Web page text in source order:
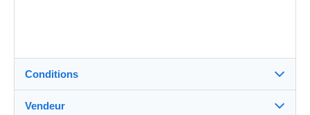
Conditions
Vendeur